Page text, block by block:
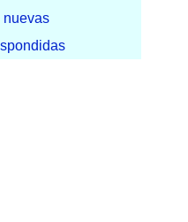
nuevas